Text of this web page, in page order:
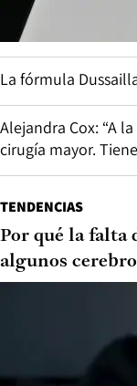
La fórmula
Alejandra Cox: “A
cirugía mayor.
TENDENCIAS
Por qué la falta
algunos